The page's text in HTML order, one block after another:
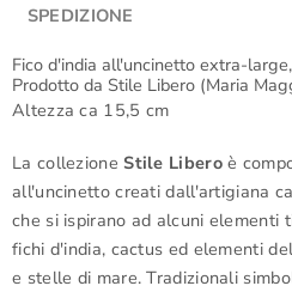
SPEDIZIONE
Fico d'india all'uncinetto extra-large,
Prodotto da Stile Libero (Maria
Altezza ca 15,5 cm
La collezioneStile Liberoè
all'uncinetto creati dall'artigiana
che si ispirano ad alcuni elementi
fichi d'india, cactus ed elementi
e stelle di mare. Tradizionali